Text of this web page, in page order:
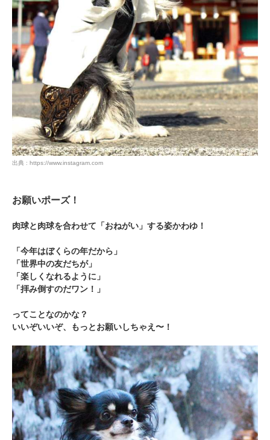
出典 : https://www.instagram.com
お願いポーズ！
肉球と肉球を合わせて「おねがい」する姿かわゆ！
「今年はぼくらの年だから」
「世界中の友だちが」
「楽しくなれるように」
「拝み倒すのだワン！」
ってことなのかな？
いいぞいいぞ、もっとお願いしちゃえ〜！